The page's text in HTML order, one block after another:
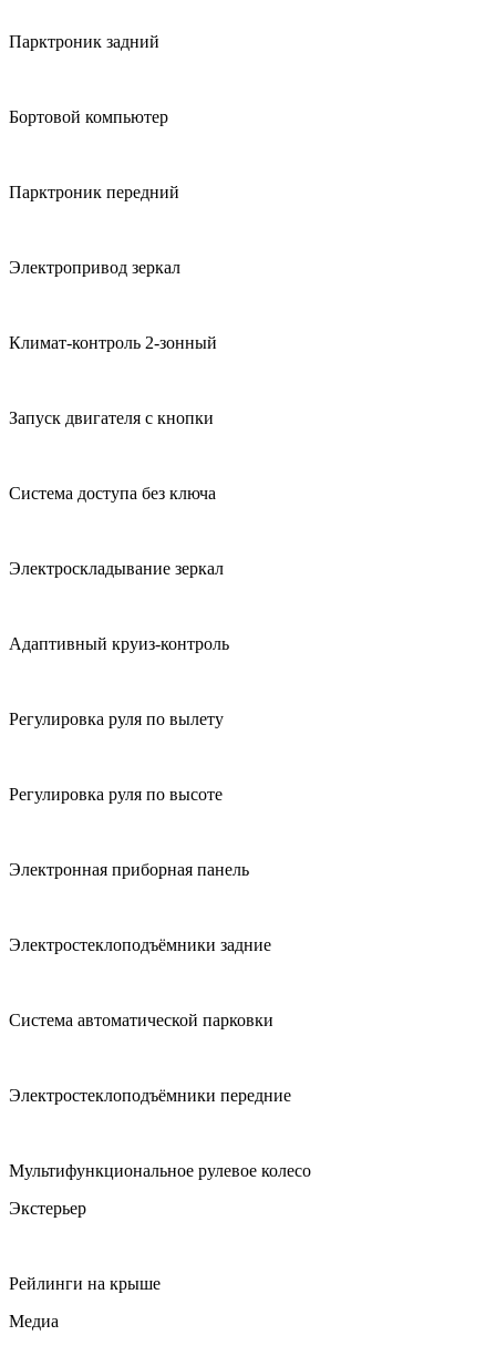
Парктроник задний
Бортовой компьютер
Парктроник передний
Электропривод зеркал
Климат-контроль 2-зонный
Запуск двигателя с кнопки
Система доступа без ключа
Электроскладывание зеркал
Адаптивный круиз-контроль
Регулировка руля по вылету
Регулировка руля по высоте
Электронная приборная панель
Электростеклоподъёмники задние
Система автоматической парковки
Электростеклоподъёмники передние
Мультифункциональное рулевое колесо
Экстерьер
Рейлинги на крыше
Медиа